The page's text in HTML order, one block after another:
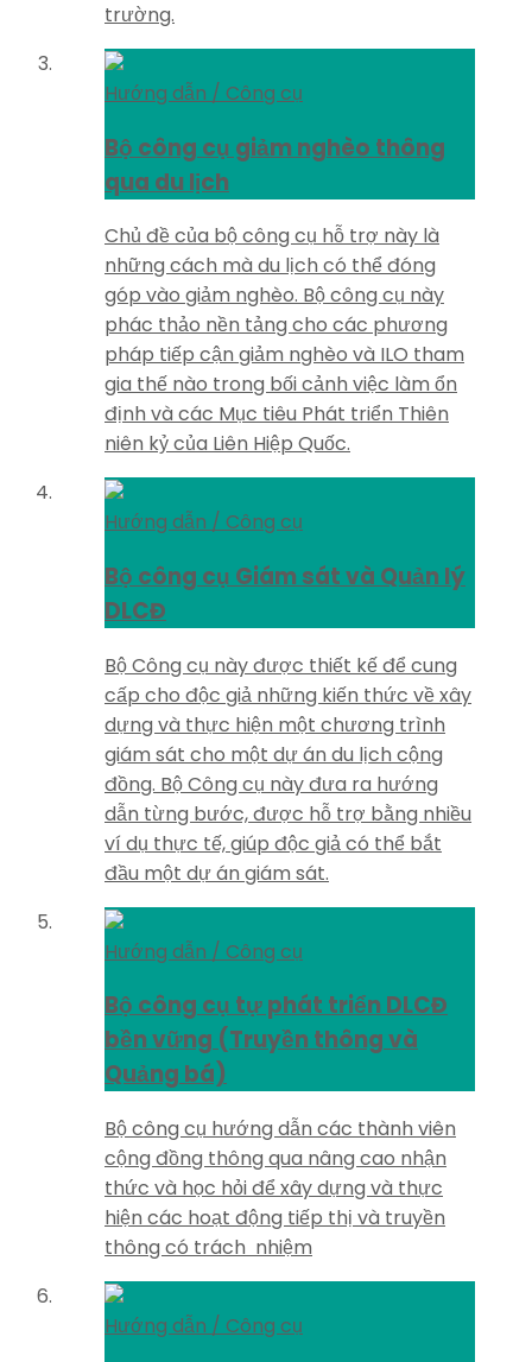
trường.
Hướng dẫn / Công cụ
Bộ công cụ giảm nghèo thông
qua du lịch
Chủ đề của bộ công cụ hỗ trợ này là
những cách mà du lịch có thể đóng
góp vào giảm nghèo. Bộ công cụ này
phác thảo nền tảng cho các phương
pháp tiếp cận giảm nghèo và ILO tham
gia thế nào trong bối cảnh việc làm ổn
định và các Mục tiêu Phát triển Thiên
niên kỷ của Liên Hiệp Quốc.
Hướng dẫn / Công cụ
Bộ công cụ Giám sát và Quản lý
DLCĐ
Bộ Công cụ này được thiết kế để cung
cấp cho độc giả những kiến thức về xây
dựng và thực hiện một chương trình
giám sát cho một dự án du lịch cộng
đồng. Bộ Công cụ này đưa ra hướng
dẫn từng bước, được hỗ trợ bằng nhiều
ví dụ thực tế, giúp độc giả có thể bắt
đầu một dự án giám sát.
Hướng dẫn / Công cụ
Bộ công cụ tự phát triển DLCĐ
bền vững (Truyền thông và
Quảng bá)
Bộ công cụ hướng dẫn các thành viên
cộng đồng thông qua nâng cao nhận
thức và học hỏi để xây dựng và thực
hiện các hoạt động tiếp thị và truyền
thông có trách nhiệm​
Hướng dẫn / Công cụ